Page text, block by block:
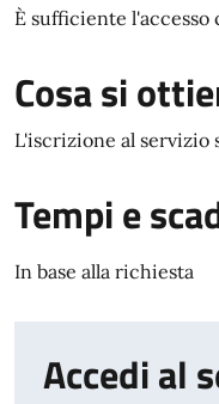
È sufficiente l'accesso
Cosa si
L'iscrizione al servizio
Tempi e
In base alla richiesta
Accedi al